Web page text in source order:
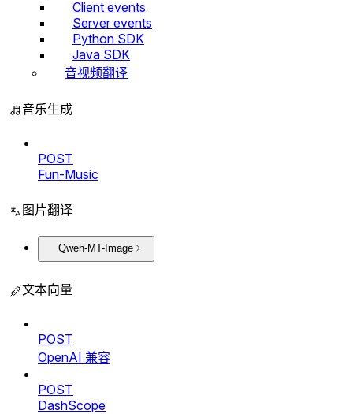
Client events
Server events
Python SDK
Java SDK
音视频翻译
音乐生成
POST
Fun-Music
图片翻译
Qwen-MT-Image
文本向量
POST
OpenAI 兼容
POST
DashScope